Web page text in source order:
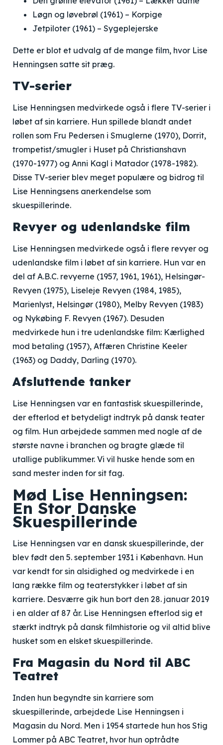
Løgn og løvebrøl (1961) – Korpige
Jetpiloter (1961) – Sygeplejerske
Dette er blot et udvalg af de mange film, hvor Lise
Henningsen satte sit præg.
TV-serier
Lise Henningsen medvirkede også i flere TV-serier i
løbet af sin karriere. Hun spillede blandt andet
rollen som Fru Pedersen i Smuglerne (1970), Dorrit,
trompetist/smugler i Huset på Christianshavn
(1970-1977) og Anni Kagl i Matador (1978-1982).
Disse TV-serier blev meget populære og bidrog til
Lise Henningsens anerkendelse som
skuespillerinde.
Revyer og udenlandske film
Lise Henningsen medvirkede også i flere revyer og
udenlandske film i løbet af sin karriere. Hun var en
del af A.B.C. revyerne (1957, 1961, 1961), Helsingør-
Revyen (1975), Liseleje Revyen (1984, 1985),
Marienlyst, Helsingør (1980), Melby Revyen (1983)
og Nykøbing F. Revyen (1967). Desuden
medvirkede hun i tre udenlandske film: Kærlighed
mod betaling (1957), Affæren Christine Keeler
(1963) og Daddy, Darling (1970).
Afsluttende tanker
Lise Henningsen var en fantastisk skuespillerinde,
der efterlod et betydeligt indtryk på dansk teater
og film. Hun arbejdede sammen med nogle af de
største navne i branchen og bragte glæde til
utallige publikummer. Vi vil huske hende som en
sand mester inden for sit fag.
Mød Lise Henningsen:
En Stor Danske
Skuespillerinde
Lise Henningsen var en dansk skuespillerinde, der
blev født den 5. september 1931 i København. Hun
var kendt for sin alsidighed og medvirkede i en
lang række film og teaterstykker i løbet af sin
karriere. Desværre gik hun bort den 28. januar 2019
i en alder af 87 år. Lise Henningsen efterlod sig et
stærkt indtryk på dansk filmhistorie og vil altid blive
husket som en elsket skuespillerinde.
Fra Magasin du Nord til ABC
Teatret
Inden hun begyndte sin karriere som
skuespillerinde, arbejdede Lise Henningsen i
Magasin du Nord. Men i 1954 startede hun hos Stig
Lommer på ABC Teatret, hvor hun optrådte